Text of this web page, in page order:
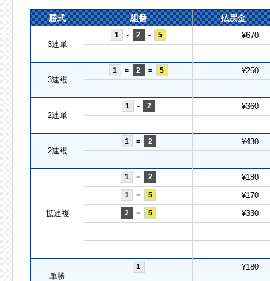
勝式 組番 払戻金
3連単
1 - 2 - 5 ¥670
3連複
1 = 2 = 5 ¥250
2連単
1 - 2 ¥360
2連複
1 = 2 ¥430
拡連複
1 = 2 ¥180
1 = 5 ¥170
2 = 5 ¥330
単勝
1 ¥180